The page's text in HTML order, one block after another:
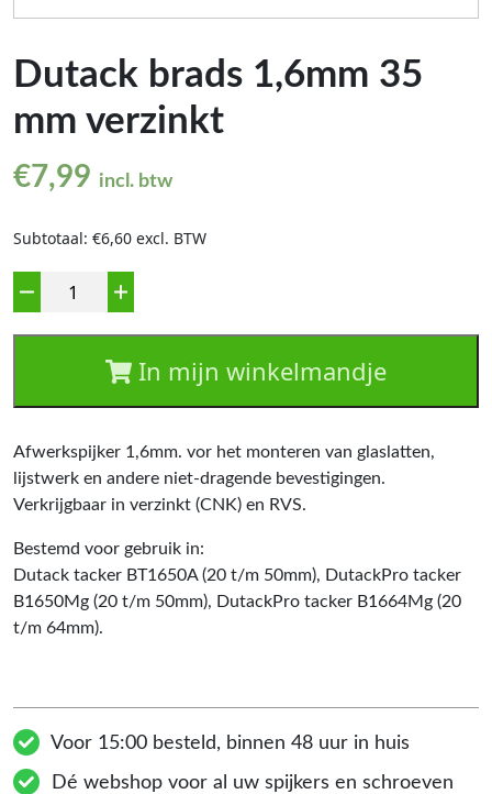
Dutack brads 1,6mm 35
mm verzinkt
€7,99 incl. btw
Subtotaal: €6,60 excl. BTW
Aantal
In mijn winkelmandje
Afwerkspijker 1,6mm. vor het monteren van glaslatten,
lijstwerk en andere niet-dragende bevestigingen.
Verkrijgbaar in verzinkt (CNK) en RVS.
Bestemd voor gebruik in:
Dutack tacker BT1650A (20 t/m 50mm), DutackPro tacker
B1650Mg (20 t/m 50mm), DutackPro tacker B1664Mg (20
t/m 64mm).
Voor 15:00 besteld, binnen 48 uur in huis
Dé webshop voor al uw spijkers en schroeven